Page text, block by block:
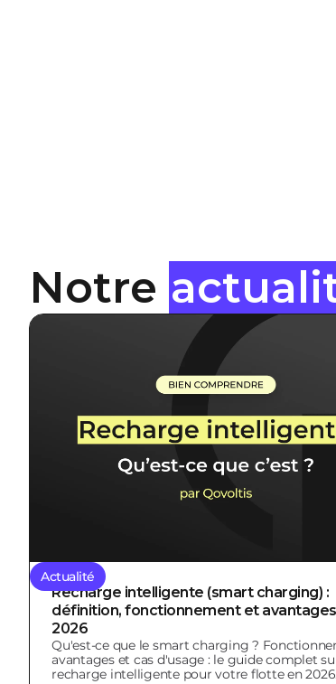
Notre
Actualité
Recharge intelligente (smart charging) :
définition, fonctionnement et
2026
Qu'est-ce que le smart charging ?
avantages et cas d'usage : le guide complet
recharge intelligente pour votre flotte en